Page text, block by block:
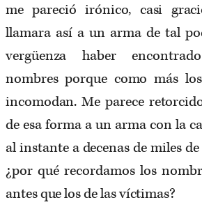
me pareció irónico, casi
llamara así a un arma de tal
vergüenza haber
nombres porque como más
incomodan. Me parece
de esa forma a un arma con la
al instante a decenas de miles
¿por qué recordamos los
antes que los de las víctimas?